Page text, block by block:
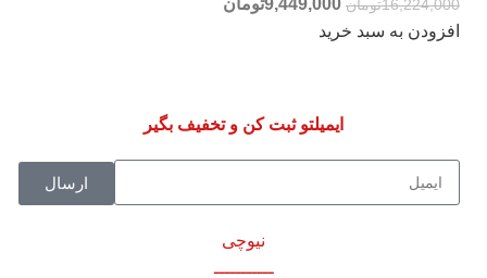
16,224,000تومان
افزودن به سبد خرید
ایمیلتو ثبت کن و تخفیف بگیر
ارسال
نیوچی
ـــــــــــ